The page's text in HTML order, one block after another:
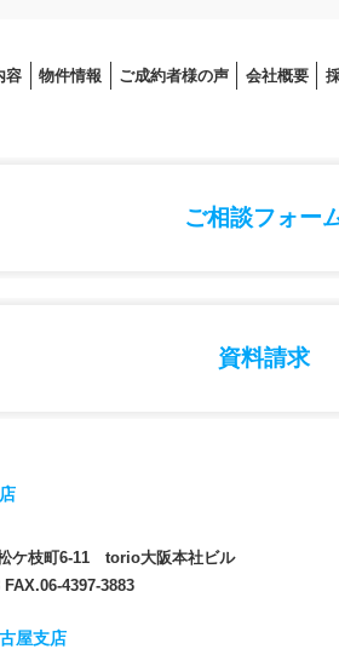
容 物件情報 ご成約者様の声 会社概要
ご相談フォー
資料請求
ケ枝町6-11 torio大阪本社ビル
4397-3883
屋支店